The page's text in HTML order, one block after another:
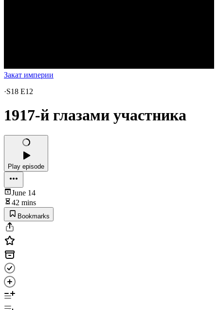
Закат империи
·S18 E12
1917-й глазами участника
Play episode
June 14
42 mins
Bookmarks